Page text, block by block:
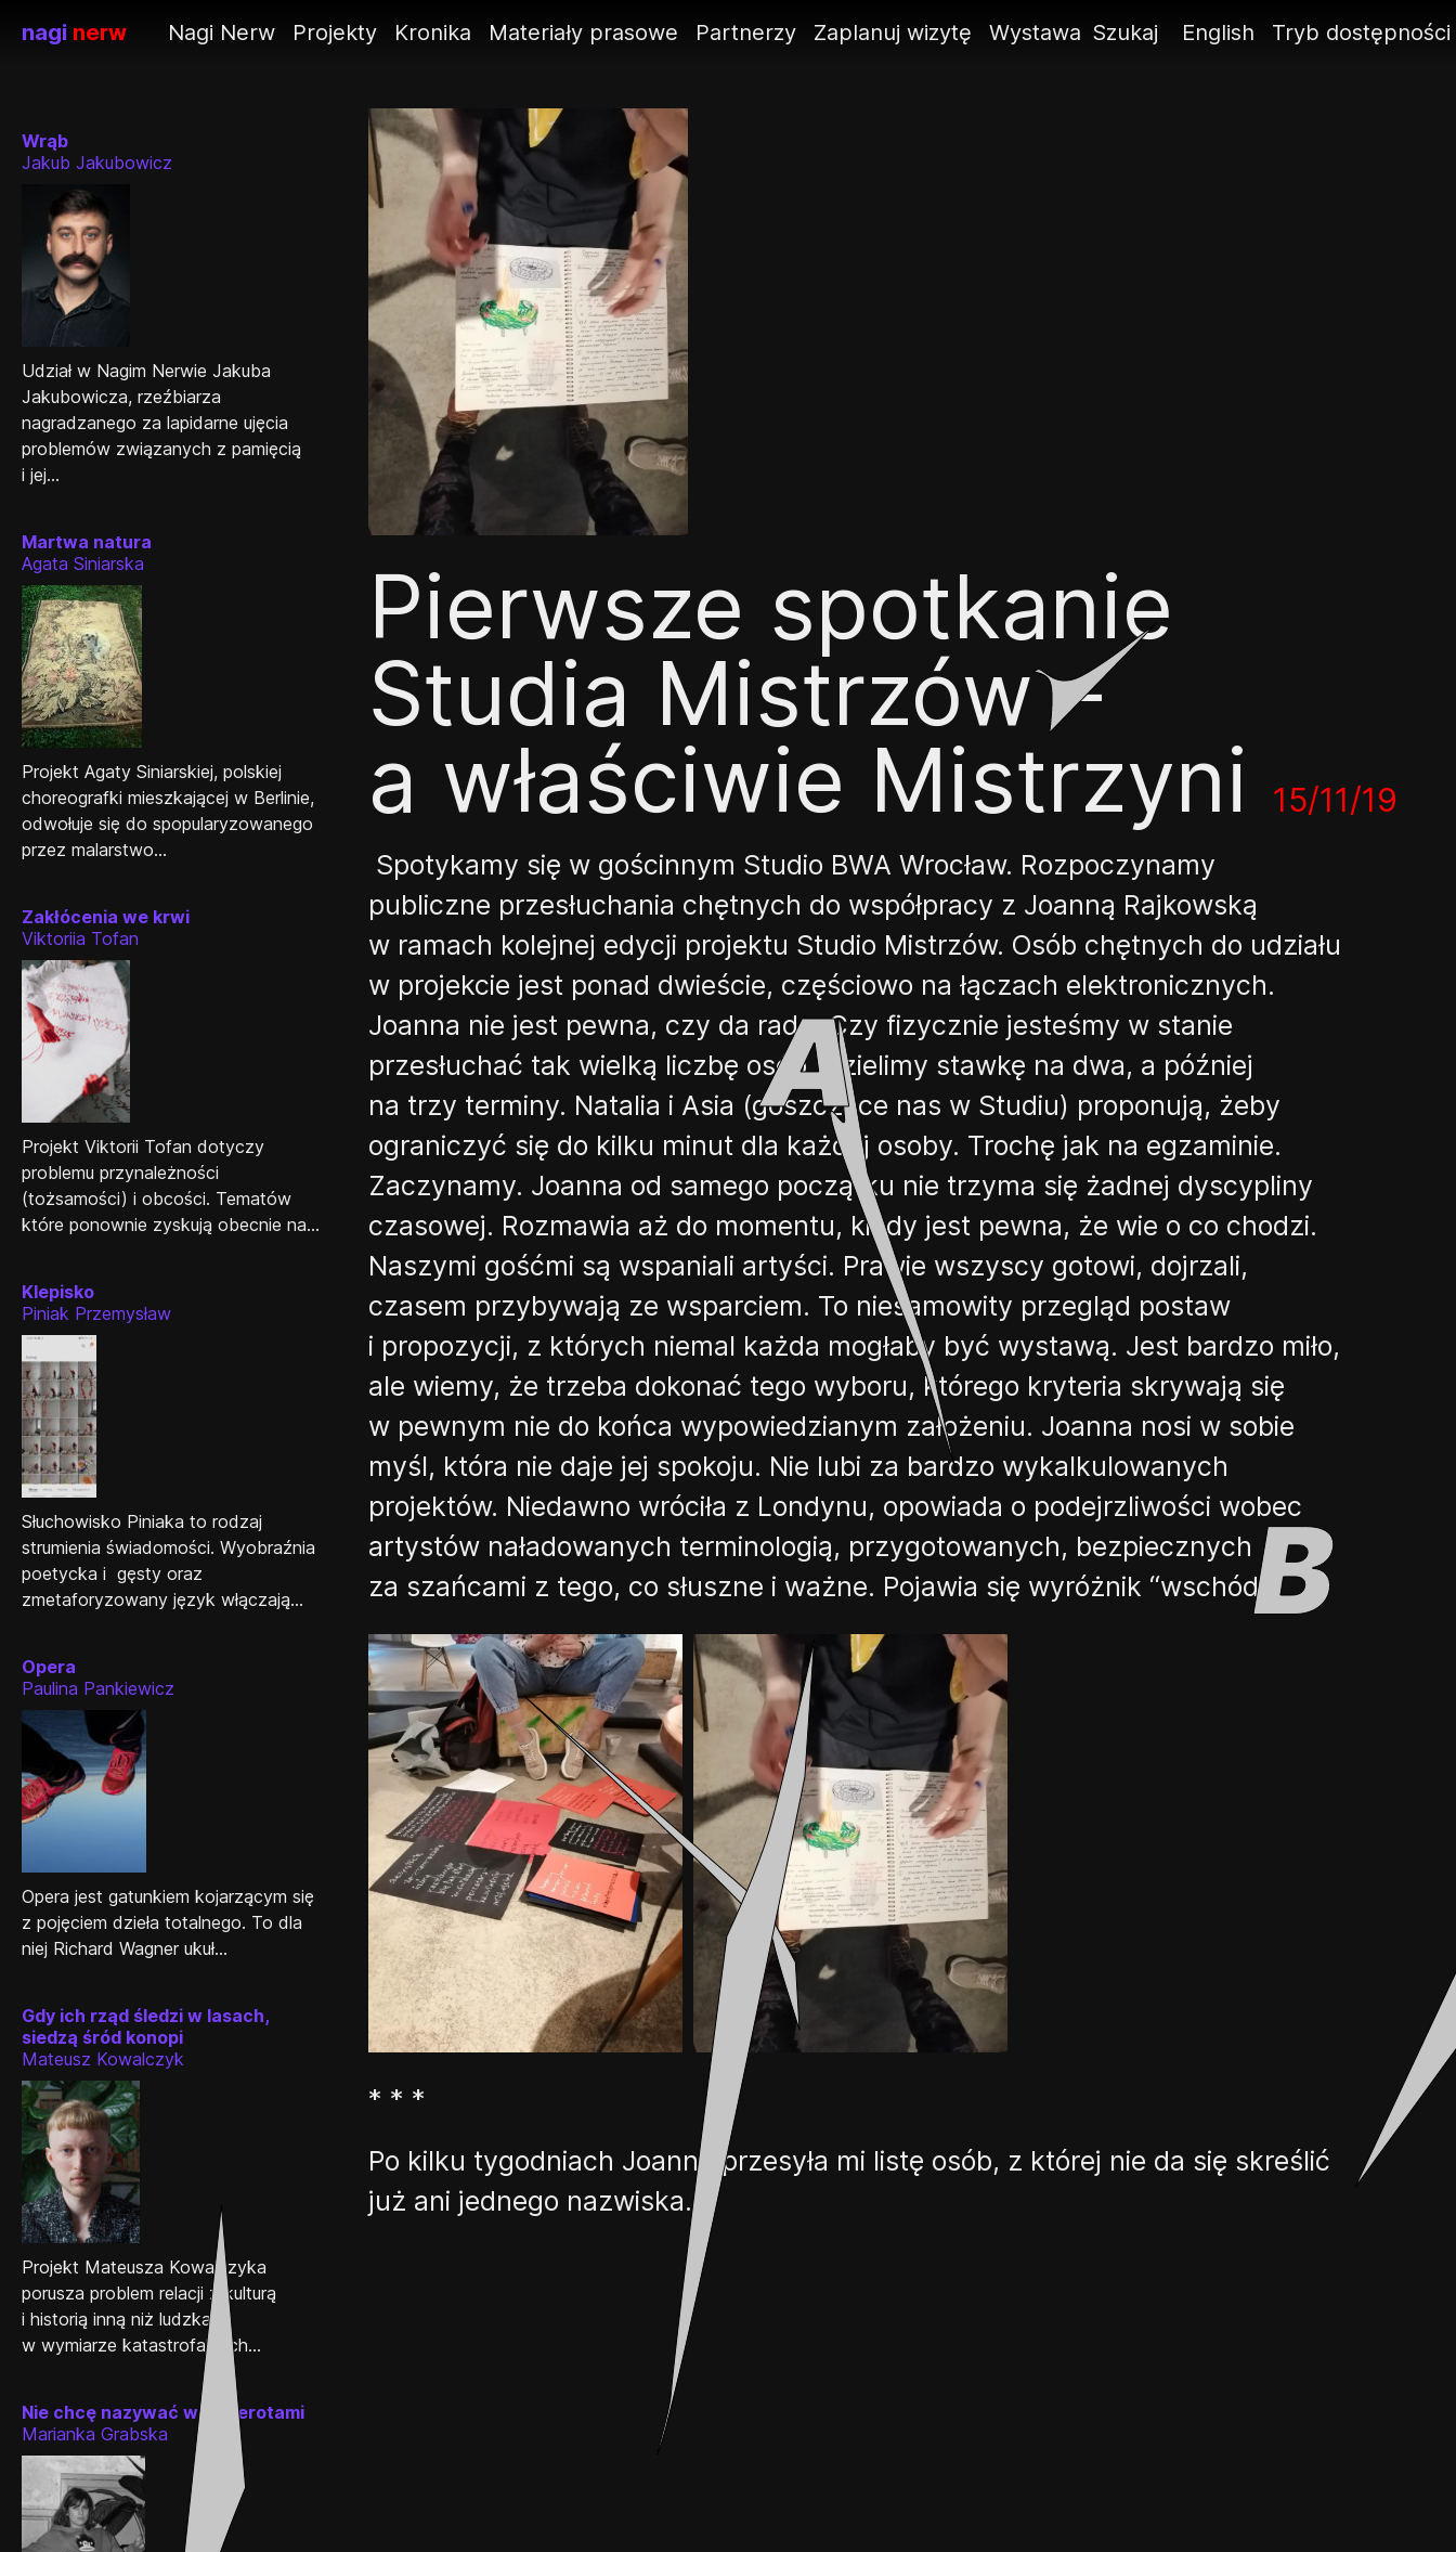
nagi nerw Nagi Nerw Projekty Kronika Materiały prasowe Partnerzy Zaplanuj wizytę Wystawa Szukaj English Tryb dostępności
Wrąb
Jakub Jakubowicz
Udział w Nagim Nerwie Jakuba
Jakubowicza, rzeźbiarza
nagradzanego za lapidarne ujęcia
problemów związanych z pamięcią
i jej...
Martwa natura
Agata Siniarska
Projekt Agaty Siniarskiej, polskiej
choreografki mieszkającej w Berlinie,
odwołuje się do spopularyzowanego
przez malarstwo...
Zakłócenia we krwi
Viktoriia Tofan
Projekt Viktorii Tofan dotyczy
problemu przynależności
(tożsamości) i obcości. Tematów
które ponownie zyskują obecnie na...
Klepisko
Piniak Przemysław
Słuchowisko Piniaka to rodzaj
strumienia świadomości. Wyobraźnia
poetycka i gęsty oraz
zmetaforyzowany język włączają...
Opera
Paulina Pankiewicz
Opera jest gatunkiem kojarzącym się
z pojęciem dzieła totalnego. To dla
niej Richard Wagner ukuł...
Gdy ich rząd śledzi w lasach,
siedzą śród konopi
Mateusz Kowalczyk
Projekt Mateusza Kowalczyka
porusza problem relacji z kulturą
i historią inną niż ludzka
w wymiarze katastrofalnych...
Nie chcę nazywać was sierotami
Marianka Grabska
Pierwsze spotkanie
Studia Mistrzów –
a właściwie Mistrzyni
15/11/19
Spotykamy się w gościnnym Studio BWA Wrocław. Rozpoczynamy
publiczne przesłuchania chętnych do współpracy z Joanną Rajkowską
w ramach kolejnej edycji projektu Studio Mistrzów. Osób chętnych do udziału
w projekcie jest ponad dwieście, częściowo na łączach elektronicznych.
Joanna nie jest pewna, czy da radę. Czy fizycznie jesteśmy w stanie
przesłuchać tak wielką liczbę osób. Dzielimy stawkę na dwa, a później
na trzy terminy. Natalia i Asia (goszczące nas w Studiu) proponują, żeby
ograniczyć się do kilku minut dla każdej osoby. Trochę jak na egzaminie.
Zaczynamy. Joanna od samego początku nie trzyma się żadnej dyscypliny
czasowej. Rozmawia aż do momentu, kiedy jest pewna, że wie o co chodzi.
Naszymi gośćmi są wspaniali artyści. Prawie wszyscy gotowi, dojrzali,
czasem przybywają ze wsparciem. To niesamowity przegląd postaw
i propozycji, z których niemal każda mogłaby być wystawą. Jest bardzo miło,
ale wiemy, że trzeba dokonać tego wyboru, którego kryteria skrywają się
w pewnym nie do końca wypowiedzianym założeniu. Joanna nosi w sobie
myśl, która nie daje jej spokoju. Nie lubi za bardzo wykalkulowanych
projektów. Niedawno wróciła z Londynu, opowiada o podejrzliwości wobec
artystów naładowanych terminologią, przygotowanych, bezpiecznych
za szańcami z tego, co słuszne i ważne. Pojawia się wyróżnik “wschód”.
* * *
Po kilku tygodniach Joanna przesyła mi listę osób, z której nie da się skreślić
już ani jednego nazwiska.